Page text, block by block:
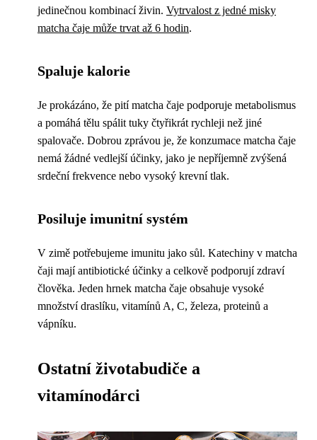
jedinečnou kombinací živin. Vytrvalost z jedné misky
matcha čaje může trvat až 6 hodin.
Spaluje kalorie
Je prokázáno, že pití matcha čaje podporuje metabolismus
a pomáhá tělu spálit tuky čtyřikrát rychleji než jiné
spalovače. Dobrou zprávou je, že konzumace matcha čaje
nemá žádné vedlejší účinky, jako je nepříjemně zvýšená
srdeční frekvence nebo vysoký krevní tlak.
Posiluje imunitní systém
V zimě potřebujeme imunitu jako sůl. Katechiny v matcha
čaji mají antibiotické účinky a celkově podporují zdraví
člověka. Jeden hrnek matcha čaje obsahuje vysoké
množství draslíku, vitamínů A, C, železa, proteinů a
vápníku.
Ostatní životabudiče a
vitamínodárci